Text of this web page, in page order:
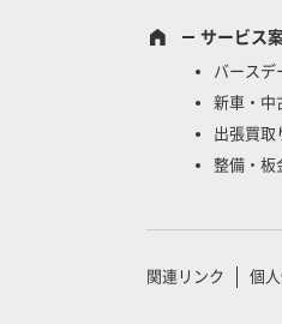
サービス
バースデ
新車・中
出張買取
整備・板
関連リンク 個